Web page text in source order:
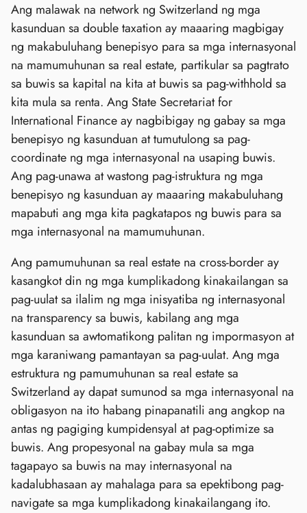
Ang malawak na network ng Switzerland ng mga
kasunduan sa double taxation ay maaaring magbigay
ng makabuluhang benepisyo para sa mga internasyonal
na mamumuhunan sa real estate, partikular sa pagtrato
sa buwis sa kapital na kita at buwis sa pag-withhold sa
kita mula sa renta. Ang State Secretariat for
International Finance ay nagbibigay ng gabay sa mga
benepisyo ng kasunduan at tumutulong sa pag-
coordinate ng mga internasyonal na usaping buwis.
Ang pag-unawa at wastong pag-istruktura ng mga
benepisyo ng kasunduan ay maaaring makabuluhang
mapabuti ang mga kita pagkatapos ng buwis para sa
mga internasyonal na mamumuhunan.
Ang pamumuhunan sa real estate na cross-border ay
kasangkot din ng mga kumplikadong kinakailangan sa
pag-uulat sa ilalim ng mga inisyatiba ng internasyonal
na transparency sa buwis, kabilang ang mga
kasunduan sa awtomatikong palitan ng impormasyon at
mga karaniwang pamantayan sa pag-uulat. Ang mga
estruktura ng pamumuhunan sa real estate sa
Switzerland ay dapat sumunod sa mga internasyonal na
obligasyon na ito habang pinapanatili ang angkop na
antas ng pagiging kumpidensyal at pag-optimize sa
buwis. Ang propesyonal na gabay mula sa mga
tagapayo sa buwis na may internasyonal na
kadalubhasaan ay mahalaga para sa epektibong pag-
navigate sa mga kumplikadong kinakailangang ito.